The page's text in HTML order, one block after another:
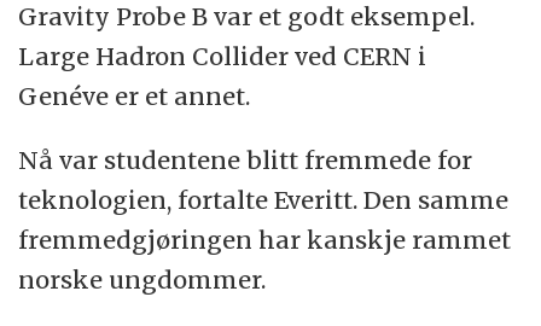
Gravity Probe B var et godt eksempel.
Large Hadron Collider ved CERN i
Genéve er et annet.
Nå var studentene blitt fremmede for
teknologien, fortalte Everitt. Den samme
fremmedgjøringen har kanskje rammet
norske ungdommer.